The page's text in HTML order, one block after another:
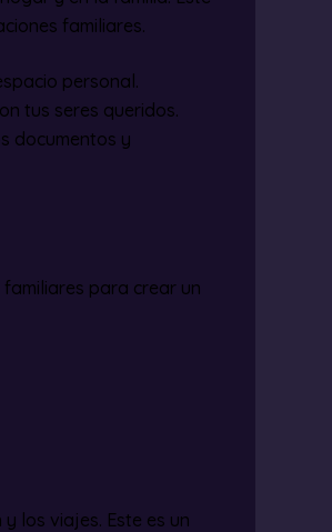
familiares.
personal.
tus seres queridos.
documentos y
para crear un
los viajes. Este es un